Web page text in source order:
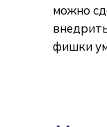
можно
фишки